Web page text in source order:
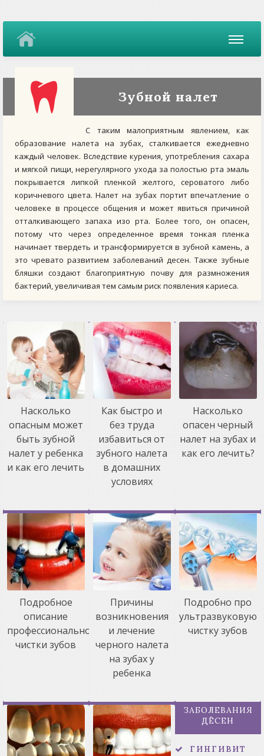
Зубной налет
С таким малоприятным явлением, как
образование налета на зубах, сталкивается ежедневно
каждый человек. Вследствие курения, употребления сахара
и мягкой пищи, нерегулярного ухода за полостью рта эмаль
покрывается липкой пленкой желтого, сероватого либо
коричневого цвета. Налет на зубах портит впечатление о
человеке в процессе общения и может явиться причиной
отталкивающего запаха изо рта. Более того, он опасен,
потому что через определенное время тонкая пленка
начинает твердеть и трансформируется в зубной камень, а
это чревато развитием заболеваний десен. Также зубные
бляшки создают благоприятную почву для размножения
бактерий, увеличивая тем самым риск появления кариеса.
Насколько
опасным может
быть зубной
налет у ребенка
и как его лечить
Как быстро и
без труда
избавиться от
зубного налета
в домашних
условиях
Насколько
опасен черный
налет на зубах и
как его лечить?
Подробное
описание
профессиональной
чистки зубов
Причины
возникновения
и лечение
черного налета
на зубах у
ребенка
Подробно про
ультразвуковую
чистку зубов
ЗАБОЛЕВАНИЯ
ДЁСЕН
ГИНГИВИТ